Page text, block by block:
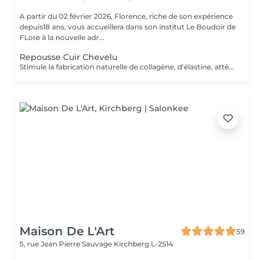
A partir du 02 février 2026, Florence, riche de son expérience
depuis18 ans, vous accueillera dans son institut Le Boudoir de
FLore à la nouvelle adr...
Repousse Cuir Chevelu
Stimule la fabrication naturelle de collagène, d'élastine, atténue ainsi les cicatrices, rides, traite les problèmes d'acné et stimule la repousse des cheveux
Maison De L'Art
59
5, rue Jean Pierre Sauvage Kirchberg L-2514